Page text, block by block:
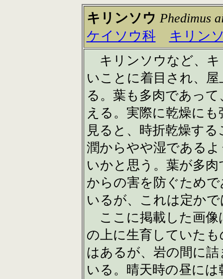
キリンソウ Phedimus
ケイソウ科 キリン
キリンソウなど、キ
いことに着目され、
る。葉も多肉であっ
える。実際に乾燥に
見ると、時折乾燥す
潤からやや湿である
いかと思う。葉が多
からの害を防ぐため
いるが、これは定か
ここに掲載した画像
の上に生育していた
はあるが、岩の間に
いる。晴天時の昼に